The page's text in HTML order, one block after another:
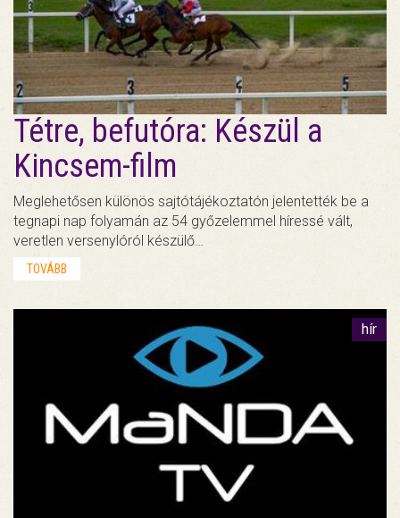
Tétre, befutóra: Készül a
Kincsem-film
Meglehetősen különös sajtótájékoztatón jelentették be a
tegnapi nap folyamán az 54 győzelemmel híressé vált,
veretlen versenylóról készülő…
TOVÁBB
hír